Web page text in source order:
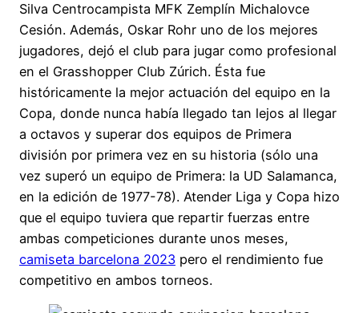
Silva Centrocampista MFK Zemplín Michalovce
Cesión. Además, Oskar Rohr uno de los mejores
jugadores, dejó el club para jugar como profesional
en el Grasshopper Club Zúrich. Ésta fue
históricamente la mejor actuación del equipo en la
Copa, donde nunca había llegado tan lejos al llegar
a octavos y superar dos equipos de Primera
división por primera vez en su historia (sólo una
vez superó un equipo de Primera: la UD Salamanca,
en la edición de 1977-78). Atender Liga y Copa hizo
que el equipo tuviera que repartir fuerzas entre
ambas competiciones durante unos meses,
camiseta barcelona 2023 pero el rendimiento fue
competitivo en ambos torneos.